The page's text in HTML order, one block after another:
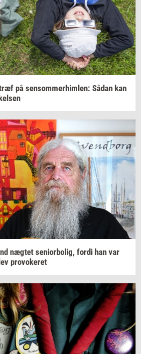
på sen­som­mer­him­len: Sådan kan
næg­tet se­ni­o­r­bo­lig, fordi han var
pro­vo­ke­ret